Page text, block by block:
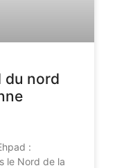
du nord
:
le Nord de la